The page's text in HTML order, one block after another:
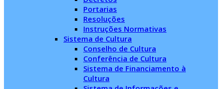
Portarias
Resoluções
Instruções Normativas
Sistema de Cultura
Conselho de Cultura
Conferência de Cultura
Sistema de Financiamento à
Cultura